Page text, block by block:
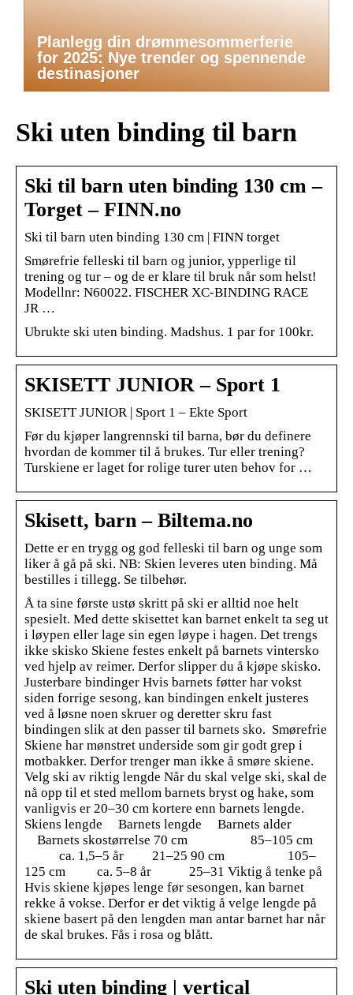
Planlegg din drømmesommerferie
for 2025: Nye trender og spennende
destinasjoner
Ski uten binding til barn
Ski til barn uten binding 130 cm –
Torget – FINN.no
Ski til barn uten binding 130 cm | FINN torget
Smørefrie felleski til barn og junior, ypperlige til
trening og tur – og de er klare til bruk når som helst!
Modellnr: N60022. FISCHER XC-BINDING RACE
JR …
Ubrukte ski uten binding. Madshus. 1 par for 100kr.
SKISETT JUNIOR – Sport 1
SKISETT JUNIOR | Sport 1 – Ekte Sport
Før du kjøper langrennski til barna, bør du definere
hvordan de kommer til å brukes. Tur eller trening?
Turskiene er laget for rolige turer uten behov for …
Skisett, barn – Biltema.no
Dette er en trygg og god felleski til barn og unge som
liker å gå på ski. NB: Skien leveres uten binding. Må
bestilles i tillegg. Se tilbehør.
Å ta sine første ustø skritt på ski er alltid noe helt
spesielt. Med dette skisettet kan barnet enkelt ta seg ut
i løypen eller lage sin egen løype i hagen. Det trengs
ikke skisko Skiene festes enkelt på barnets vintersko
ved hjelp av reimer. Derfor slipper du å kjøpe skisko.
Justerbare bindinger Hvis barnets føtter har vokst
siden forrige sesong, kan bindingen enkelt justeres
ved å løsne noen skruer og deretter skru fast
bindingen slik at den passer til barnets sko. Smørefrie
Skiene har mønstret underside som gir godt grep i
motbakker. Derfor trenger man ikke å smøre skiene.
Velg ski av riktig lengde Når du skal velge ski, skal de
nå opp til et sted mellom barnets bryst og hake, som
vanligvis er 20–30 cm kortere enn barnets lengde.
Skiens lengde Barnets lengde Barnets alder
Barnets skostørrelse 70 cm 85–105 cm
ca. 1,5–5 år 21–25 90 cm 105–
125 cm ca. 5–8 år 25–31 Viktig å tenke på
Hvis skiene kjøpes lenge før sesongen, kan barnet
rekke å vokse. Derfor er det viktig å velge lengde på
skiene basert på den lengden man antar barnet har når
de skal brukes. Fås i rosa og blått.
Ski uten binding | vertical